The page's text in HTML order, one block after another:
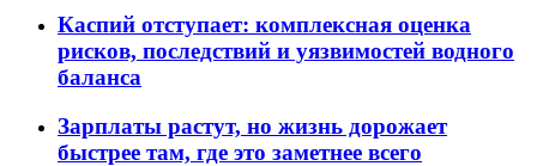
Каспий отступает: комплексная оценка
рисков, последствий и уязвимостей водного
баланса
Зарплаты растут, но жизнь дорожает
быстрее там, где это заметнее всего